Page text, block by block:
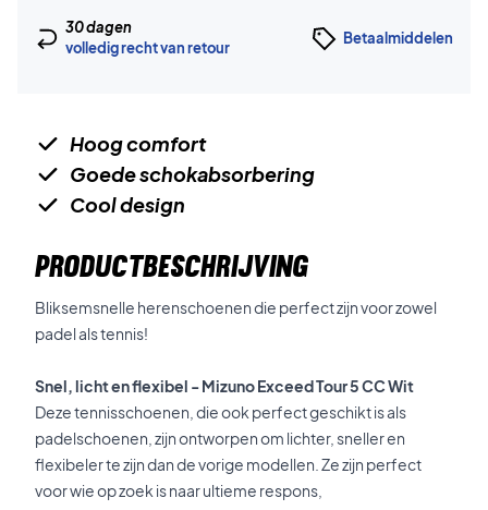
30 dagen
volledig recht van retour
Betaalmiddelen
Hoog comfort
Goede schokabsorbering
Cool design
PRODUCTBESCHRIJVING
Bliksemsnelle herenschoenen die perfect zijn voor zowel
padel als tennis!
Snel, licht en flexibel - Mizuno Exceed Tour 5 CC Wit
Deze tennisschoenen, die ook perfect geschikt is als
padelschoenen, zijn ontworpen om lichter, sneller en
flexibeler te zijn dan de vorige modellen. Ze zijn perfect
voor wie op zoek is naar ultieme respons,